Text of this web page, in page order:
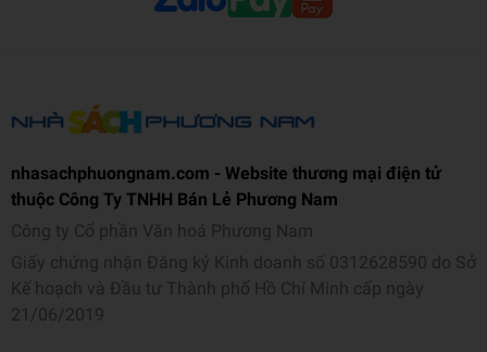
tượng ra nổi!!
Nhưng dẫu anime hay đến mức nào mà nguyên tác không
thú vị thì sẽ gây rắc rối cho rất nhiều người, nên từ giờ trở đi
tôi sẽ cố gắng hết sức hơn nữa!”
nhasachphuongnam.com - Website thương mại điện tử
thuộc Công Ty TNHH Bán Lẻ Phương Nam
Công ty Cổ phần Văn hoá Phương Nam
Giấy chứng nhận Đăng ký Kinh doanh số 0312628590 do Sở
Kế hoạch và Đầu tư Thành phố Hồ Chí Minh cấp ngày
21/06/2019